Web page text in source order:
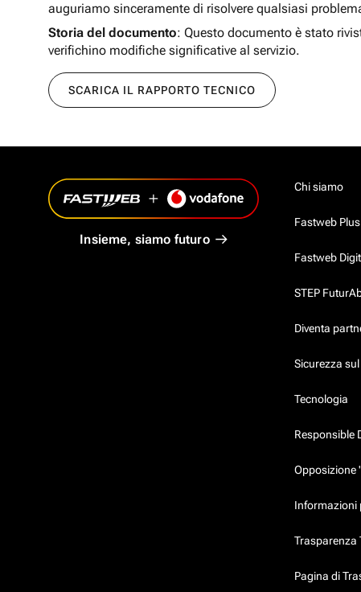
auguriamo sinceramente di risolvere qualsiasi
Storia del documento: Questo documento è stato
verifichino modifiche significative al servizio.
SCARICA IL RAPPORTO TECNICO
Insieme, siamo futuro
Chi siamo
Fastweb Plus
Fastweb
STEP
Diventa
Sicurezza sul
Tecnologia
Responsible
Opposizione
Informazioni
Trasparenza
Pagina di